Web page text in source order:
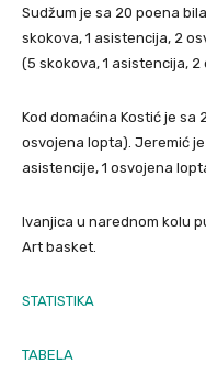
Sudžum je sa 20 poena
skokova, 1 asistencija, 2
(5 skokova, 1 asistencija,
Kod domaćina Kostić je sa
osvojena lopta). Jeremić
asistencije, 1 osvojena
Ivanjica u narednom kolu
Art basket.
STATISTIKA
TABELA